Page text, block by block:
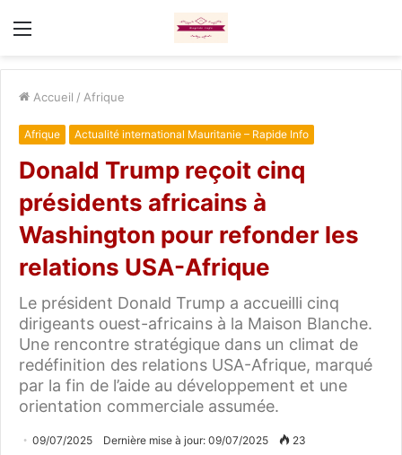
Menu
Accueil / Afrique
Afrique Actualité international Mauritanie – Rapide Info
Donald Trump reçoit cinq
présidents africains à
Washington pour refonder les
relations USA-Afrique
Le président Donald Trump a accueilli cinq
dirigeants ouest-africains à la Maison Blanche.
Une rencontre stratégique dans un climat de
redéfinition des relations USA-Afrique, marqué
par la fin de l’aide au développement et une
orientation commerciale assumée.
09/07/2025 Dernière mise à jour: 09/07/2025 23